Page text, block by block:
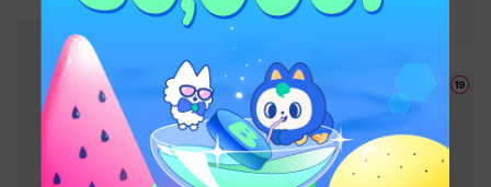
#다정공 #미인공